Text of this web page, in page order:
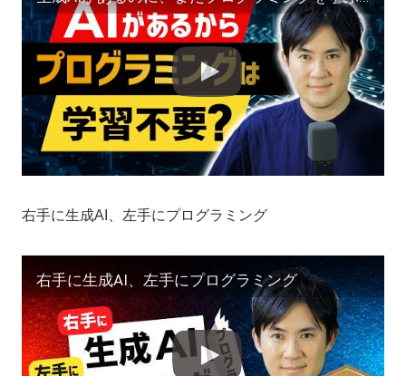
右手に生成AI、左手にプログラミング
右手に生成AI、左手にプログラミング